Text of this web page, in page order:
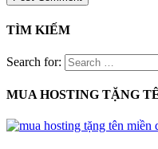
TÌM KIẾM
Search for:
MUA HOSTING TẶNG